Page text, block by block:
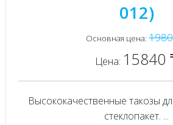
012)
Основная цена:
Цена: 15840
Высококачественные такозы
стеклопакет. ...